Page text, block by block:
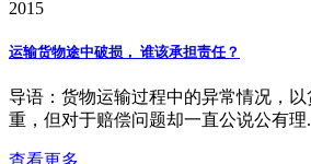
2015
运输货物途中破损， 谁该承担责任？
导语：货物运输过程中的异常情况，
重，但对于赔偿问题却一直公说公有理
查看更多